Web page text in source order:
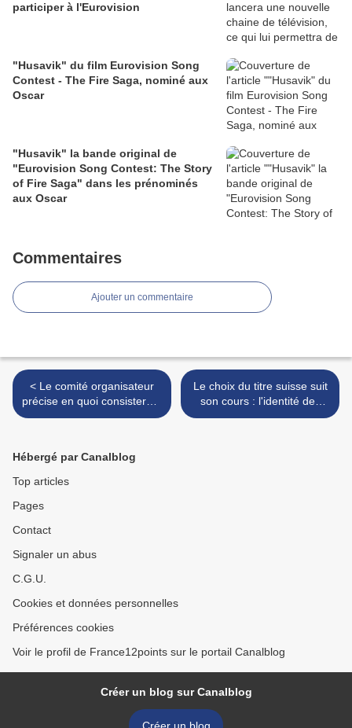
participer à l'Eurovision
"Husavik" du film Eurovision Song
Contest - The Fire Saga, nominé aux
Oscar
"Husavik" la bande original de
"Eurovision Song Contest: The Story
of Fire Saga" dans les prénominés
aux Oscar
Commentaires
Ajouter un commentaire
< Le comité organisateur
précise en quoi consisteront
les cartes postales
Le choix du titre suisse suit
son cours : l'identité des
jurés internationaux
Hébergé par Canalblog
Top articles
Pages
Contact
Signaler un abus
C.G.U.
Cookies et données personnelles
Préférences cookies
Voir le profil de France12points sur le portail Canalblog
Créer un blog sur Canalblog